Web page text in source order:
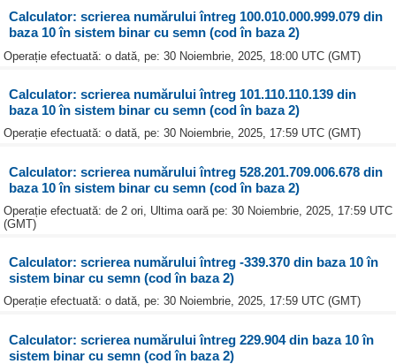
Calculator: scrierea numărului întreg 100.010.000.999.079 din
baza 10 în sistem binar cu semn (cod în baza 2)
Operație efectuată: o dată, pe: 30 Noiembrie, 2025, 18:00 UTC (GMT)
Calculator: scrierea numărului întreg 101.110.110.139 din
baza 10 în sistem binar cu semn (cod în baza 2)
Operație efectuată: o dată, pe: 30 Noiembrie, 2025, 17:59 UTC (GMT)
Calculator: scrierea numărului întreg 528.201.709.006.678 din
baza 10 în sistem binar cu semn (cod în baza 2)
Operație efectuată: de 2 ori, Ultima oară pe: 30 Noiembrie, 2025, 17:59 UTC
(GMT)
Calculator: scrierea numărului întreg -339.370 din baza 10 în
sistem binar cu semn (cod în baza 2)
Operație efectuată: o dată, pe: 30 Noiembrie, 2025, 17:59 UTC (GMT)
Calculator: scrierea numărului întreg 229.904 din baza 10 în
sistem binar cu semn (cod în baza 2)